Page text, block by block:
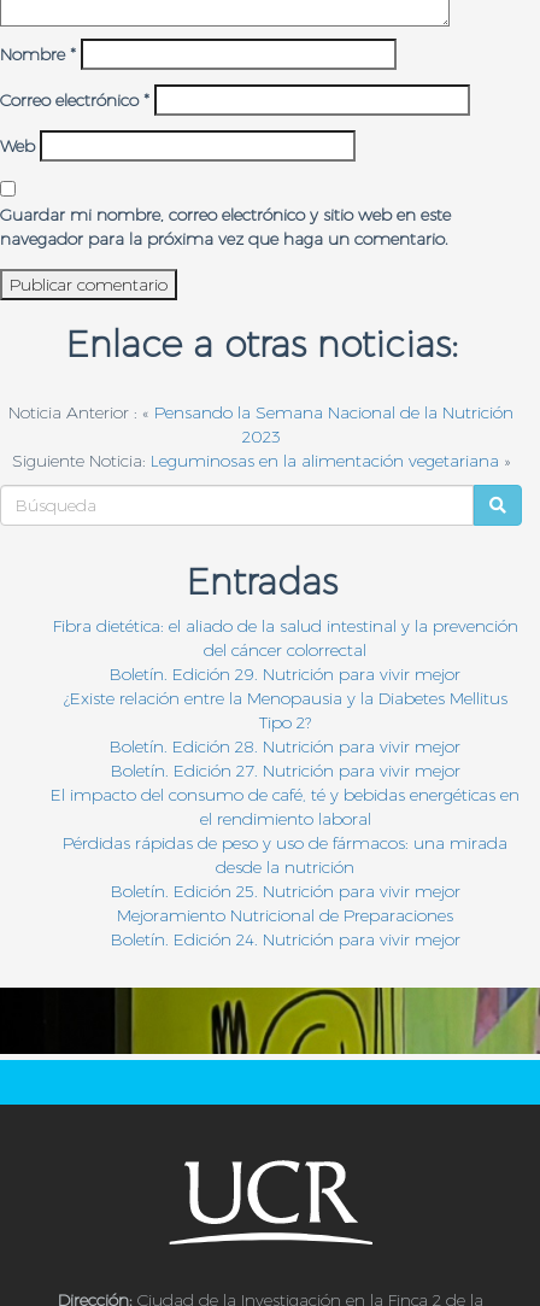
Nombre*
Correo electrónico*
Web
Guardar mi nombre, correo electrónico y sitio web en este
navegador para la próxima vez que haga un comentario.
Enlace a otras noticias:
Noticia Anterior : « Pensando la Semana Nacional de la Nutrición
2023
Siguiente Noticia: Leguminosas en la alimentación vegetariana »
Entradas
Fibra dietética: el aliado de la salud intestinal y la prevención
del cáncer colorrectal
Boletín. Edición 29. Nutrición para vivir mejor
¿Existe relación entre la Menopausia y la Diabetes Mellitus
Tipo 2?
Boletín. Edición 28. Nutrición para vivir mejor
Boletín. Edición 27. Nutrición para vivir mejor
El impacto del consumo de café, té y bebidas energéticas en
el rendimiento laboral
Pérdidas rápidas de peso y uso de fármacos: una mirada
desde la nutrición
Boletín. Edición 25. Nutrición para vivir mejor
Mejoramiento Nutricional de Preparaciones
Boletín. Edición 24. Nutrición para vivir mejor
Dirección:Ciudad de la Investigación en la Finca 2 de la